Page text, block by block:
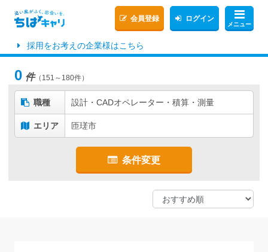
メニュー
会員登録 ログイン
採用をお考えの企業様はこちら
0 件（151～180件）
職種 設計・CADオペレーター・積算・測量
エリア 匝瑳市
条件変更